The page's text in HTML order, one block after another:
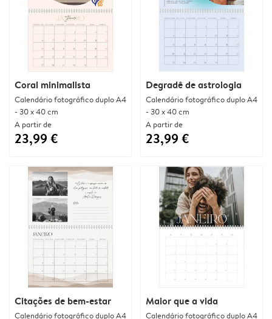
Coral minimalista
Calendário fotográfico duplo A4
- 30 x 40 cm
A partir de
23,99 €
Degradê de astrologia
Calendário fotográfico duplo A4
- 30 x 40 cm
A partir de
23,99 €
Citações de bem-estar
Calendário fotográfico duplo A4
Maior que a vida
Calendário fotográfico duplo A4